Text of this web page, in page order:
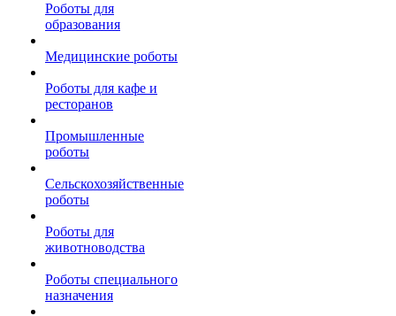
Роботы для
образования
Медицинские роботы
Роботы для кафе и
ресторанов
Промышленные
роботы
Сельскохозяйственные
роботы
Роботы для
животноводства
Роботы специального
назначения